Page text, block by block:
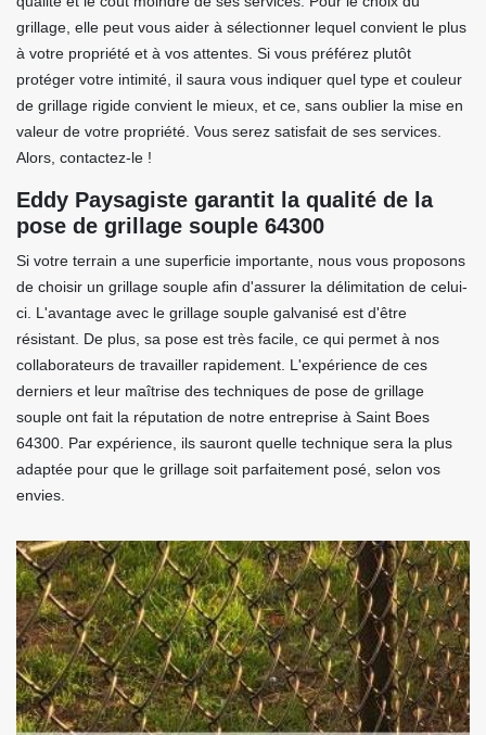
grillage, elle peut vous aider à sélectionner lequel convient le plus
à votre propriété et à vos attentes. Si vous préférez plutôt
protéger votre intimité, il saura vous indiquer quel type et couleur
de grillage rigide convient le mieux, et ce, sans oublier la mise en
valeur de votre propriété. Vous serez satisfait de ses services.
Alors, contactez-le !
Eddy Paysagiste garantit la qualité de la
pose de grillage souple 64300
Si votre terrain a une superficie importante, nous vous proposons
de choisir un grillage souple afin d'assurer la délimitation de celui-
ci. L'avantage avec le grillage souple galvanisé est d'être
résistant. De plus, sa pose est très facile, ce qui permet à nos
collaborateurs de travailler rapidement. L'expérience de ces
derniers et leur maîtrise des techniques de pose de grillage
souple ont fait la réputation de notre entreprise à Saint Boes
64300. Par expérience, ils sauront quelle technique sera la plus
adaptée pour que le grillage soit parfaitement posé, selon vos
envies.